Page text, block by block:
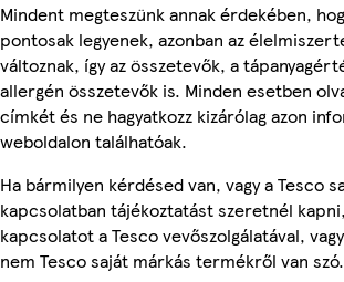
Mindent megteszünk annak érdekében,
pontosak legyenek, azonban az
változnak, így az összetevők, a
allergén összetevők is. Minden esetben
címkét és ne hagyatkozz kizárólag azon
weboldalon találhatóak.
Ha bármilyen kérdésed van, vagy a Tesco
kapcsolatban tájékoztatást szeretnél
kapcsolatot a Tesco vevőszolgálatával,
nem Tesco saját márkás termékről van szó.